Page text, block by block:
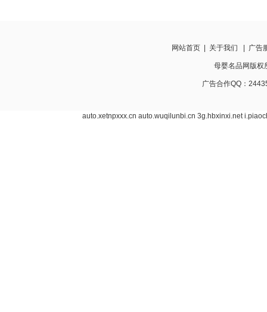
网站首页 关于我们 广告
母婴名品网版
广告合作QQ：
auto.xetnpxxx.cn auto.wuqilunbi.cn 3g.hbxinxi.net